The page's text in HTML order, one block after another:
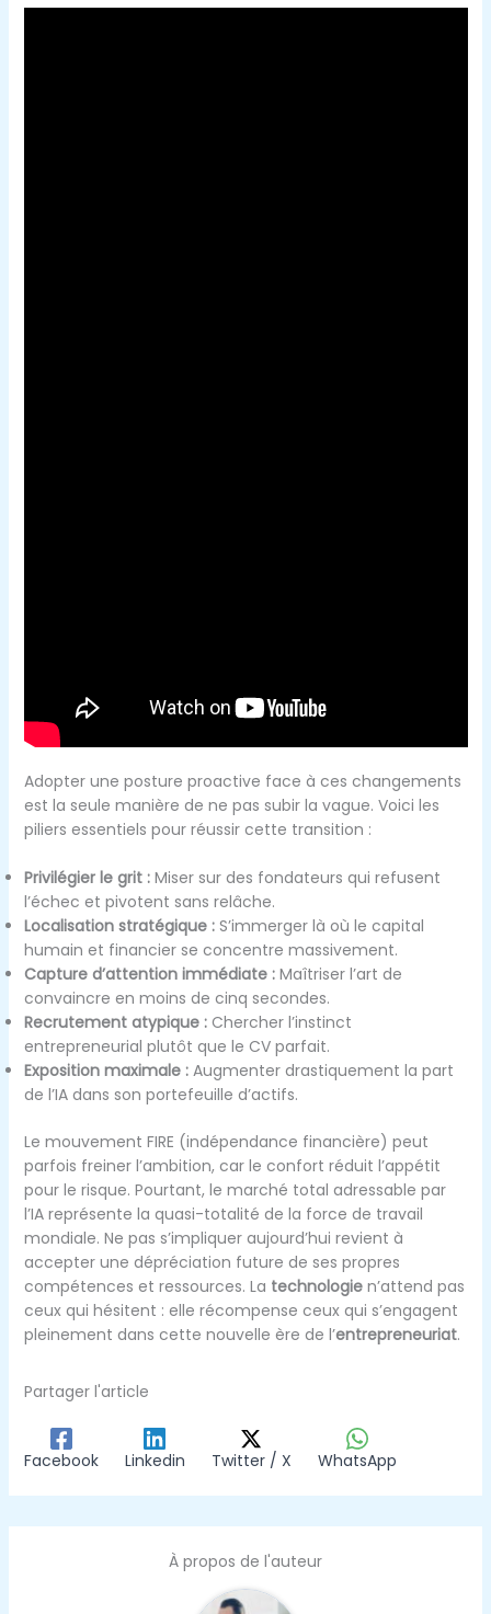
Adopter une posture proactive face à ces changements
est la seule manière de ne pas subir la vague. Voici les
piliers essentiels pour réussir cette transition :
Privilégier le grit :Miser sur des fondateurs qui refusent
l’échec et pivotent sans relâche.
Localisation stratégique :S’immerger là où le capital
humain et financier se concentre massivement.
Capture d’attention immédiate :Maîtriser l’art de
convaincre en moins de cinq secondes.
Recrutement atypique :Chercher l’instinct
entrepreneurial plutôt que le CV parfait.
Exposition maximale :Augmenter drastiquement la part
de l’IA dans son portefeuille d’actifs.
Le mouvement FIRE (indépendance financière) peut
parfois freiner l’ambition, car le confort réduit l’appétit
pour le risque. Pourtant, le marché total adressable par
l’IA représente la quasi-totalité de la force de travail
mondiale. Ne pas s’impliquer aujourd’hui revient à
accepter une dépréciation future de ses propres
compétences et ressources. La technologien’attend pas
ceux qui hésitent : elle récompense ceux qui s’engagent
pleinement dans cette nouvelle ère de l’entrepreneuriat.
Partager l'article
Facebook Linkedin Twitter / X WhatsApp
À propos de l'auteur